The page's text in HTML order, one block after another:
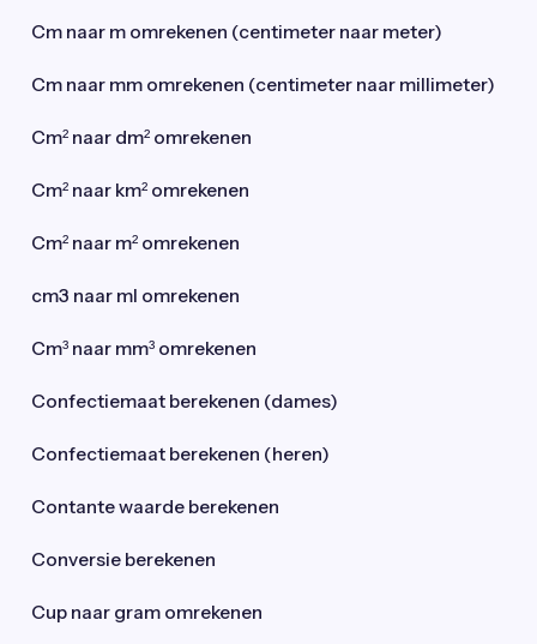
Cm naar m omrekenen (centimeter naar meter)
Cm naar mm omrekenen (centimeter naar millimeter)
Cm² naar dm² omrekenen
Cm² naar km² omrekenen
Cm² naar m² omrekenen
cm3 naar ml omrekenen
Cm³ naar mm³ omrekenen
Confectiemaat berekenen (dames)
Confectiemaat berekenen (heren)
Contante waarde berekenen
Conversie berekenen
Cup naar gram omrekenen